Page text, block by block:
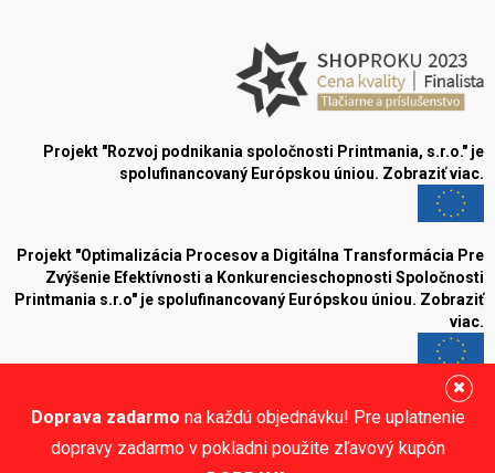
Doprava zadarmo na každú objednávku! Pre uplatnenie
dopravy zadarmo v pokladni použite zľavový kupón
Projekt "Rozvoj podnikania spoločnosti Printmania, s.r.o." je
spolufinancovaný Európskou úniou. Zobraziť viac.
Projekt "Optimalizácia Procesov a Digitálna Transformácia Pre
Zvýšenie Efektívnosti a Konkurencieschopnosti Spoločnosti
Printmania s.r.o" je spolufinancovaný Európskou úniou. Zobraziť
viac.
Blog